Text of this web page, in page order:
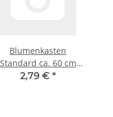
Blumenkasten
Standard ca. 60 cm
weiß
2,79 € *